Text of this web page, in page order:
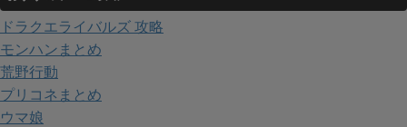
ドラクエライバルズ 攻略
モンハンまとめ
荒野行動
プリコネまとめ
ウマ娘